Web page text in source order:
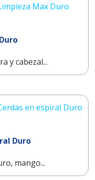
y cabezal...
Duro
mango...